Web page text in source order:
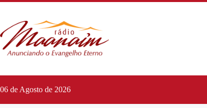
06 de Agosto de 2026